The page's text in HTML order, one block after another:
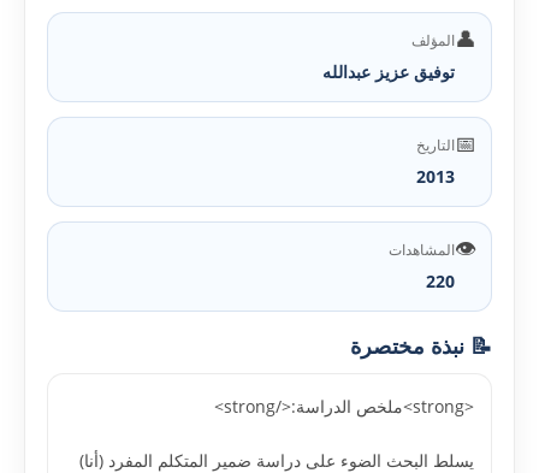
👤المؤلف
توفيق عزيز عبدالله
📅التاريخ
2013
👁️المشاهدات
220
📝 نبذة مختصرة
<strong>ملخص الدراسة:</strong>
يسلط البحث الضوء على دراسة ضمير المتكلم المفرد (أنا)